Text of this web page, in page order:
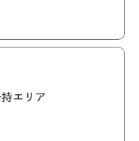
エリア